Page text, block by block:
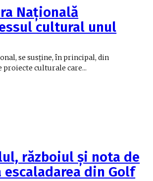
Naţională
cultural unul
se susţine, în prin­cipal, din
culturale care...
războiul și nota de
escaladarea din Golf